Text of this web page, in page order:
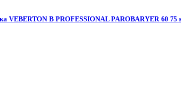
VEBERTON B PROFESSIONAL PAROBARYER 60 75